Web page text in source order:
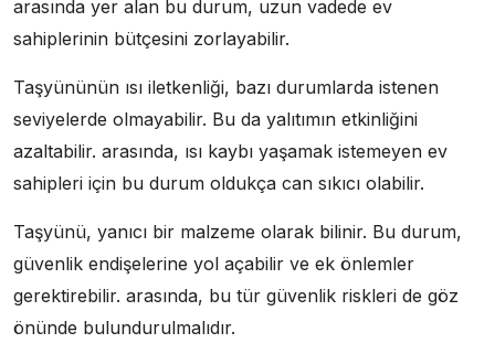
arasında yer alan bu durum, uzun vadede ev
sahiplerinin bütçesini zorlayabilir.
Taşyününün ısı iletkenliği, bazı durumlarda istenen
seviyelerde olmayabilir. Bu da yalıtımın etkinliğini
azaltabilir. arasında, ısı kaybı yaşamak istemeyen ev
sahipleri için bu durum oldukça can sıkıcı olabilir.
Taşyünü, yanıcı bir malzeme olarak bilinir. Bu durum,
güvenlik endişelerine yol açabilir ve ek önlemler
gerektirebilir. arasında, bu tür güvenlik riskleri de göz
önünde bulundurulmalıdır.